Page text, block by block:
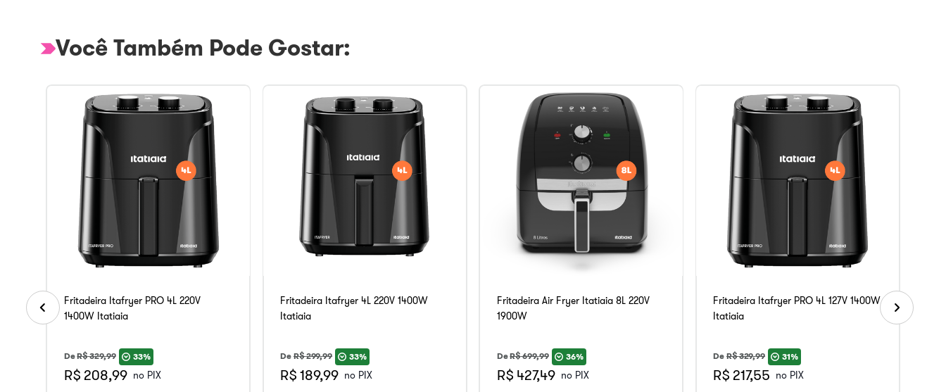
Você Também Pode Gostar:
Fritadeira Itafryer PRO 4L 220V
1400W Itatiaia
DeR$329,99 33%
R$ 208,99 no PIX
Fritadeira Itafryer 4L 220V 1400W
Itatiaia
De R$299,99 33%
R$ 189,99 no PIX
Fritadeira Air Fryer Itatiaia 8L 220V
1900W
DeR$699,99 36%
R$ 427,49 no PIX
Fritadeira Itafryer PRO 4L 127V 1400W
Itatiaia
De R$329,99 31%
R$ 217,55 no PIX